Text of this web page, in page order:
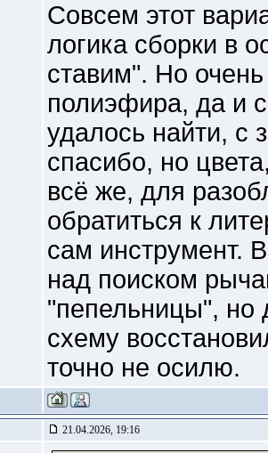
Совсем этот
логика сборки в
ставим". Но
полиэфира, да и
удалось найти, с
спасибо, но
всё же, для
обратиться к
сам инструмент.
над поиском
"пепельницы", но
схему
точно не осилю.
21.04.2026, 19:16